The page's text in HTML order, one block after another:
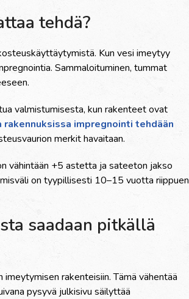
tehdä?
Kun vesi imeytyy
Sammaloituminen, tummat
valmistumisesta, kun rakenteet ovat
rakennuksissa impregnointi tehdään
merkit havaitaan.
vähintään +5 astetta ja sateeton jakso
on tyypillisesti 10–15 vuotta riippuen
saadaan pitkällä
rakenteisiin. Tämä vähentää
pysyvä julkisivu säilyttää